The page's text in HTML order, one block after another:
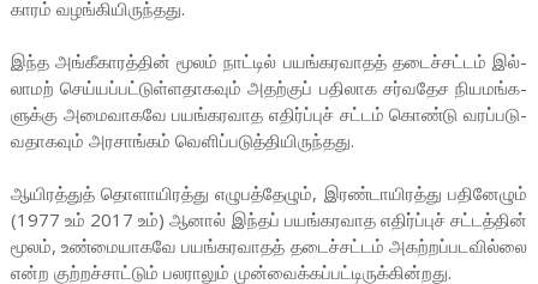
காரம் வழங்­கி­யி­ருந்­தது.
இந்த அங்­கீ­கா­ரத்தின் மூலம் நாட்டில் பயங்­க­ர­வாதத் தடைச்­சட்டம் இல்­
லாமற் செய்­யப்­பட்­டுள்­ள­தா­கவும் அதற்குப் பதி­லாக சர்­வ­தேச நிய­மங்­க­
ளுக்கு அமை­வா­கவே பயங்­க­ர­வாத எதிர்ப்புச் சட்டம் கொண்டு வரப்­ப­டு­
வ­தா­கவும் அர­சாங்கம் வெளிப்­ப­டுத்­தி­யி­ருந்­தது.
ஆயி­ரத்துத் தொளா­யி­ரத்து எழு­பத்­தேழும், இரண்­டா­யி­ரத்து பதி­னேழும்
(1977 உம் 2017 உம்) ஆனால் இந்தப் பயங்­க­ர­வாத எதிர்ப்புச் சட்­டத்தின்
மூலம், உண்­மை­யா­கவே பயங்­க­ர­வாதத் தடைச்­சட்டம் அகற்­றப்­ப­ட­வில்லை
என்ற குற்­றச்­சாட்டும் பல­ராலும் முன்­வைக்­கப்­பட்­டி­ருக்­கின்­றது.